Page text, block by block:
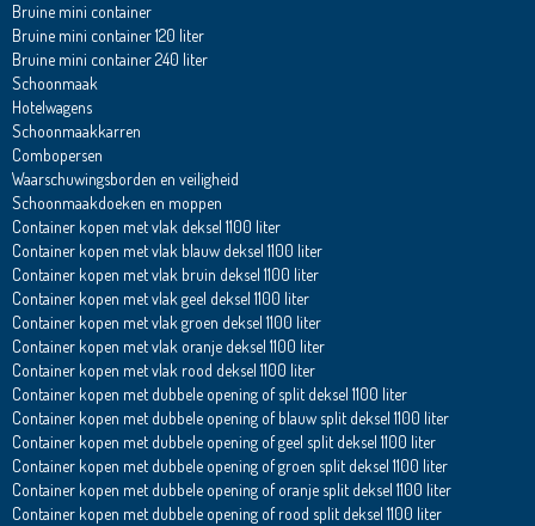
Bruine mini container
Bruine mini container 120 liter
Bruine mini container 240 liter
Schoonmaak
Hotelwagens
Schoonmaakkarren
Combopersen
Waarschuwingsborden en veiligheid
Schoonmaakdoeken en moppen
Container kopen met vlak deksel 1100 liter
Container kopen met vlak blauw deksel 1100 liter
Container kopen met vlak bruin deksel 1100 liter
Container kopen met vlak geel deksel 1100 liter
Container kopen met vlak groen deksel 1100 liter
Container kopen met vlak oranje deksel 1100 liter
Container kopen met vlak rood deksel 1100 liter
Container kopen met dubbele opening of split deksel 1100 liter
Container kopen met dubbele opening of blauw split deksel 1100 liter
Container kopen met dubbele opening of geel split deksel 1100 liter
Container kopen met dubbele opening of groen split deksel 1100 liter
Container kopen met dubbele opening of oranje split deksel 1100 liter
Container kopen met dubbele opening of rood split deksel 1100 liter